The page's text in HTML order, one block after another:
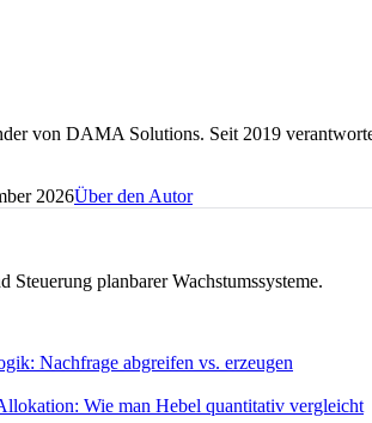
von DAMA Solutions. Seit 2019
2026Über den Autor
planbarer Wachstumssysteme.
Nachfrage abgreifen vs. erzeugen
Wie man Hebel quantitativ vergleicht